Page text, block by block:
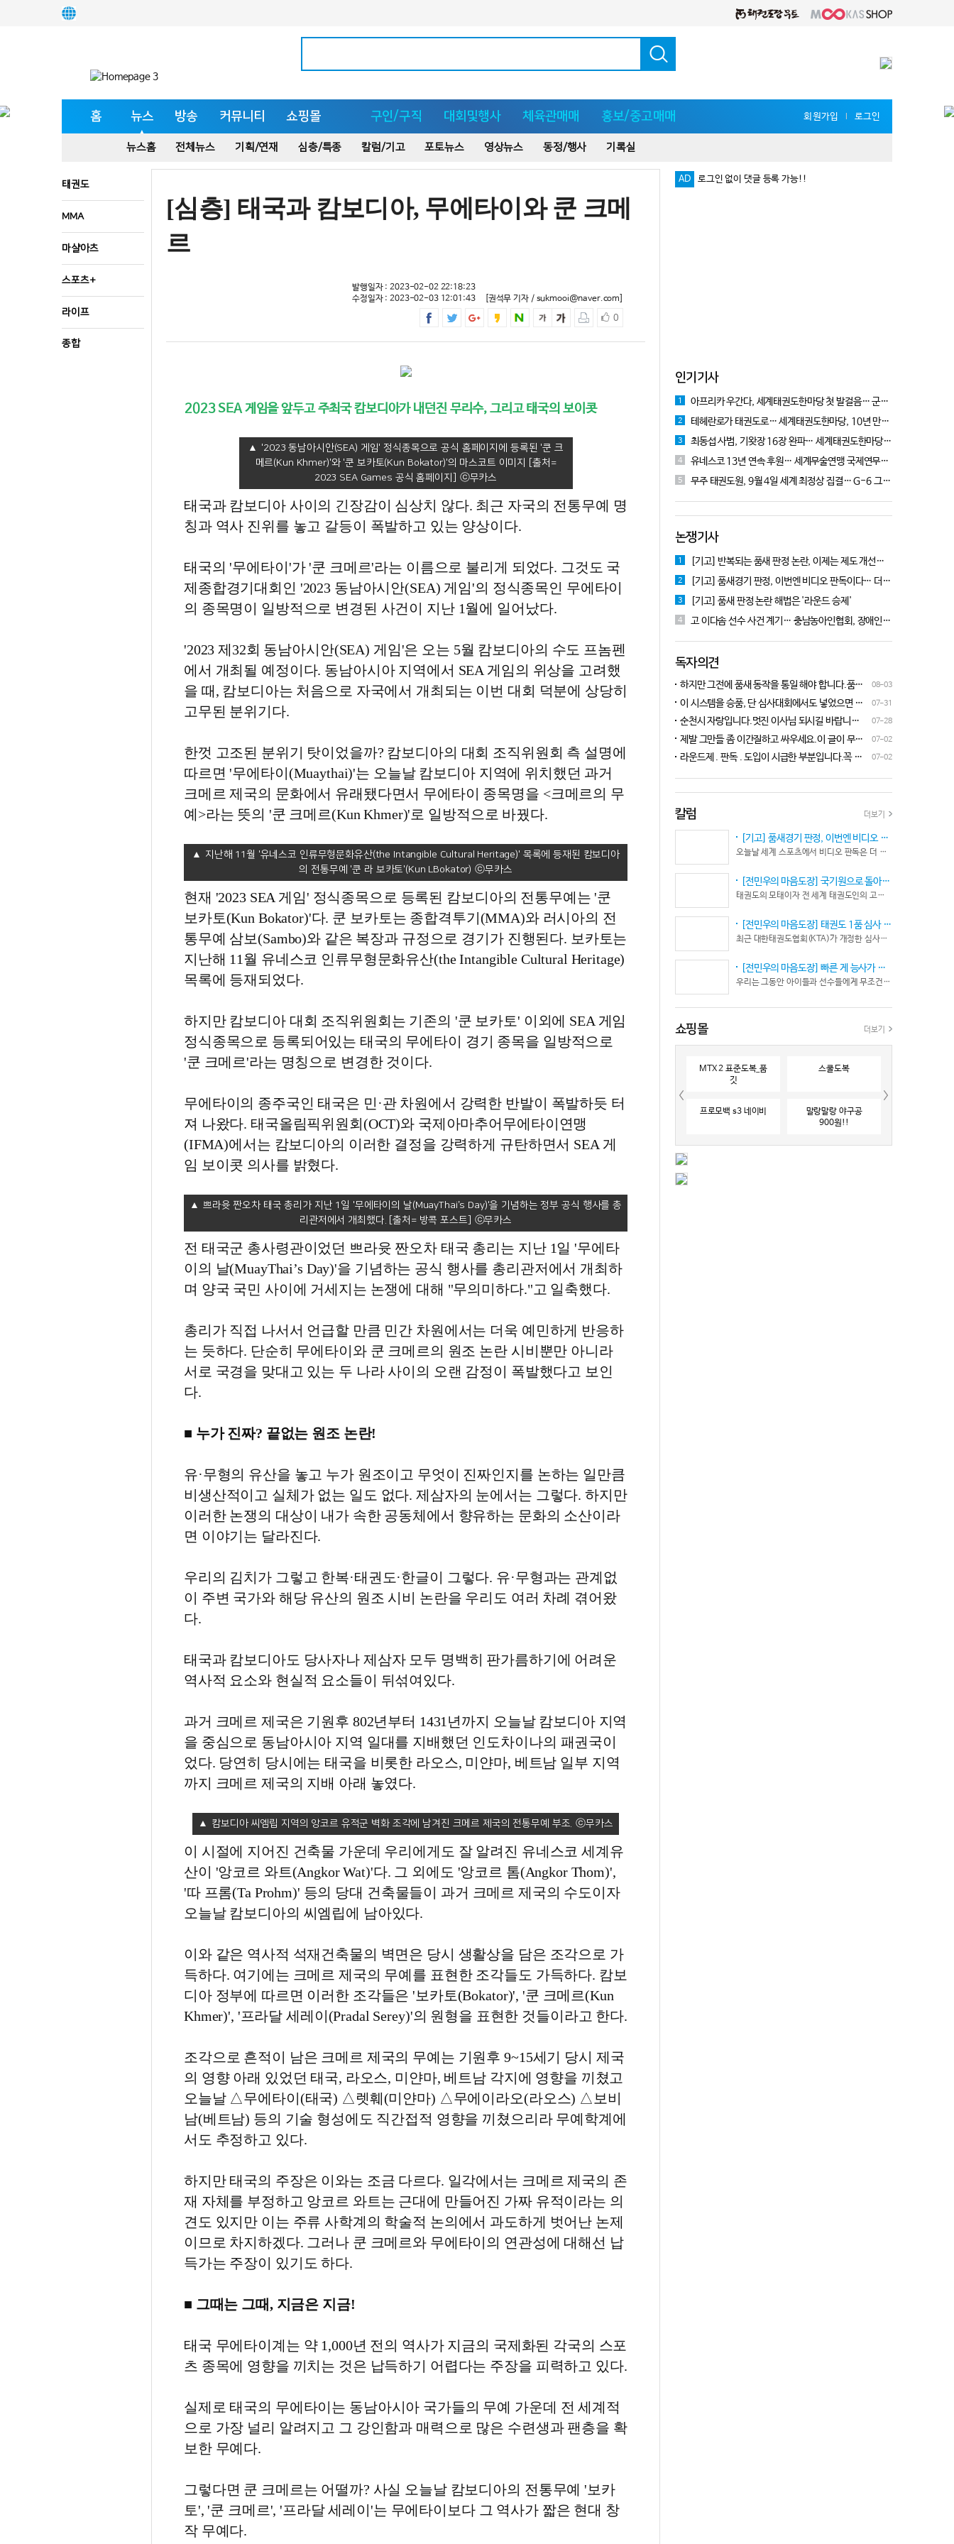
홈 뉴스 방송 커뮤니티 쇼핑몰 구인/구직 대회및행사 체육관매매 홍보/중고매매 회원가입 l 로그인
뉴스홈 전체뉴스 기획/연재 심층/특종 칼럼/기고 포토뉴스 영상뉴스 동정/행사 기록실
태권도
MMA
마샬아츠
스포츠+
라이프
종합
[심층] 태국과 캄보디아, 무에타이와 쿤 크메
르
발행일자 : 2023-02-02 22:18:23
수정일자 : 2023-02-03 12:01:43
[권석무 기자 / sukmooi@naver.com]
0
2023 SEA 게임을 앞두고 주최국 캄보디아가 내던진 무리수, 그리고 태국의 보이콧
'2023 동남아시안(SEA) 게임' 정식종목으로 공식 홈페이지에 등록된 '쿤 크
메르(Kun Khmer)'와 '쿤 보카토(Kun Bokator)'의 마스코트 이미지 [출처=
2023 SEA Games 공식 홈페이지]
태국과 캄보디아 사이의 긴장감이 심상치 않다. 최근 자국의 전통무예 명
칭과 역사 진위를 놓고 갈등이 폭발하고 있는 양상이다.
태국의 '무에타이'가 '쿤 크메르'라는 이름으로 불리게 되었다. 그것도 국
제종합경기대회인 '2023 동남아시안(SEA) 게임'의 정식종목인 무에타이
의 종목명이 일방적으로 변경된 사건이 지난 1월에 일어났다.
'2023 제32회 동남아시안(SEA) 게임'은 오는 5월 캄보디아의 수도 프놈펜
에서 개최될 예정이다. 동남아시아 지역에서 SEA 게임의 위상을 고려했
을 때, 캄보디아는 처음으로 자국에서 개최되는 이번 대회 덕분에 상당히
고무된 분위기다.
한껏 고조된 분위기 탓이었을까? 캄보디아의 대회 조직위원회 측 설명에
따르면 '무에타이(Muaythai)'는 오늘날 캄보디아 지역에 위치했던 과거
크메르 제국의 문화에서 유래됐다면서 무에타이 종목명을 <크메르의 무
예>라는 뜻의 '쿤 크메르(Kun Khmer)'로 일방적으로 바꿨다.
지난해 11월 '유네스코 인류무형문화유산(the Intangible Cultural Heritage)' 목록에 등재된 캄보디아
의 전통무예 '쿤 라 보카토'(Kun LBokator)
현재 '2023 SEA 게임' 정식종목으로 등록된 캄보디아의 전통무예는 '쿤
보카토(Kun Bokator)'다. 쿤 보카토는 종합격투기(MMA)와 러시아의 전
통무예 삼보(Sambo)와 같은 복장과 규정으로 경기가 진행된다. 보카토는
지난해 11월 유네스코 인류무형문화유산(the Intangible Cultural Heritage)
목록에 등재되었다.
하지만 캄보디아 대회 조직위원회는 기존의 '쿤 보카토' 이외에 SEA 게임
정식종목으로 등록되어있는 태국의 무에타이 경기 종목을 일방적으로
'쿤 크메르'라는 명칭으로 변경한 것이다.
무에타이의 종주국인 태국은 민·관 차원에서 강력한 반발이 폭발하듯 터
져 나왔다. 태국올림픽위원회(OCT)와 국제아마추어무에타이연맹
(IFMA)에서는 캄보디아의 이러한 결정을 강력하게 규탄하면서 SEA 게
임 보이콧 의사를 밝혔다.
쁘라윳 짠오차 태국 총리가 지난 1일 '무에타이의 날(MuayThai’s Day)'을 기념하는 정부 공식 행사를 총
리관저에서 개최했다. [출처= 방콕 포스트]
전 태국군 총사령관이었던 쁘라윳 짠오차 태국 총리는 지난 1일 '무에타
이의 날(MuayThai’s Day)'을 기념하는 공식 행사를 총리관저에서 개최하
며 양국 국민 사이에 거세지는 논쟁에 대해 "무의미하다."고 일축했다.
총리가 직접 나서서 언급할 만큼 민간 차원에서는 더욱 예민하게 반응하
는 듯하다. 단순히 무에타이와 쿤 크메르의 원조 논란 시비뿐만 아니라
서로 국경을 맞대고 있는 두 나라 사이의 오랜 감정이 폭발했다고 보인
다.
■ 누가 진짜? 끝없는 원조 논란!
유·무형의 유산을 놓고 누가 원조이고 무엇이 진짜인지를 논하는 일만큼
비생산적이고 실체가 없는 일도 없다. 제삼자의 눈에서는 그렇다. 하지만
이러한 논쟁의 대상이 내가 속한 공동체에서 향유하는 문화의 소산이라
면 이야기는 달라진다.
우리의 김치가 그렇고 한복·태권도·한글이 그렇다. 유·무형과는 관계없
이 주변 국가와 해당 유산의 원조 시비 논란을 우리도 여러 차례 겪어왔
다.
태국과 캄보디아도 당사자나 제삼자 모두 명백히 판가름하기에 어려운
역사적 요소와 현실적 요소들이 뒤섞여있다.
과거 크메르 제국은 기원후 802년부터 1431년까지 오늘날 캄보디아 지역
을 중심으로 동남아시아 지역 일대를 지배했던 인도차이나의 패권국이
었다. 당연히 당시에는 태국을 비롯한 라오스, 미얀마, 베트남 일부 지역
까지 크메르 제국의 지배 아래 놓였다.
캄보디아 씨엠립 지역의 앙코르 유적군 벽화 조각에 남겨진 크메르 제국의 전통무예 부조.
이 시절에 지어진 건축물 가운데 우리에게도 잘 알려진 유네스코 세계유
산이 '앙코르 와트(Angkor Wat)'다. 그 외에도 '앙코르 톰(Angkor Thom)',
'따 프롬(Ta Prohm)' 등의 당대 건축물들이 과거 크메르 제국의 수도이자
오늘날 캄보디아의 씨엠립에 남아있다.
이와 같은 역사적 석재건축물의 벽면은 당시 생활상을 담은 조각으로 가
득하다. 여기에는 크메르 제국의 무예를 표현한 조각들도 가득하다. 캄보
디아 정부에 따르면 이러한 조각들은 '보카토(Bokator)', '쿤 크메르(Kun
Khmer)', '프라달 세레이(Pradal Serey)'의 원형을 표현한 것들이라고 한다.
조각으로 흔적이 남은 크메르 제국의 무예는 기원후 9~15세기 당시 제국
의 영향 아래 있었던 태국, 라오스, 미얀마, 베트남 각지에 영향을 끼쳤고
오늘날 △무에타이(태국) △렛훼(미얀마) △무에이라오(라오스) △보비
남(베트남) 등의 기술 형성에도 직간접적 영향을 끼쳤으리라 무예학계에
서도 추정하고 있다.
하지만 태국의 주장은 이와는 조금 다르다. 일각에서는 크메르 제국의 존
재 자체를 부정하고 앙코르 와트는 근대에 만들어진 가짜 유적이라는 의
견도 있지만 이는 주류 사학계의 학술적 논의에서 과도하게 벗어난 논제
이므로 차지하겠다. 그러나 쿤 크메르와 무에타이의 연관성에 대해선 납
득가는 주장이 있기도 하다.
■ 그때는 그때, 지금은 지금!
태국 무에타이계는 약 1,000년 전의 역사가 지금의 국제화된 각국의 스포
츠 종목에 영향을 끼치는 것은 납득하기 어렵다는 주장을 피력하고 있다.
실제로 태국의 무에타이는 동남아시아 국가들의 무예 가운데 전 세계적
으로 가장 널리 알려지고 그 강인함과 매력으로 많은 수련생과 팬층을 확
보한 무예다.
그렇다면 쿤 크메르는 어떨까? 사실 오늘날 캄보디아의 전통무예 '보카
토', '쿤 크메르', '프라달 세레이'는 무에타이보다 그 역사가 짧은 현대 창
작 무예다.
AD
다양한 지식 공유를 원한다면 '무카스 세미나'
인기기사
1 아프리카 우간다, 세계태권도한마당 첫 발걸음… 군의관 콘데 "잊지 못할 경험"
2 테헤란로가 태권도로… 세계태권도한마당, 10년 만에 국기원서 개막!
3 최동섭 사범, 기왓장 16장 완파… 세계태권도한마당 주먹격파 우승
4 유네스코 13년 연속 후원… 세계무술연맹 국제연무대회 10월 충주서 개막
5 무주 태권도원, 9월 4일 세계 최정상 집결… G-6 그랑프리 시리즈 개막
논쟁기사
1 [기고] 반복되는 품새 판정 논란, 이제는 제도 개선을 논의할 때!
2 [기고] 품새경기 판정, 이번엔 비디오 판독이다… 더 이상 미룰 수 없다
3 [기고] 품새 판정 논란 해법은 '라운드 승제'
4 고 이다솜 선수 사건 계기… 충남농아인협회, 장애인체육 제도개선 9개 정책 제안
독자의견
08-03
하지만 그전에 품새 동작을 통일 해야 합니다.품새
심판 교육에 여러번 참석 했었는데, 강사 마다 동작
할수가 없습니다.하루빨리 강사들이 함께 모여 동
작을 통일 시켜야지 안그러면 항상 분쟁이 생깁니
다.
07-31
이 시스템을 승품, 단 심사대회에서도 넣었으면 좋
겠네요.심사위원들이 일부러 불합격시키고, 이 부
했는데, 번복이 안된답니다.ㅋㅋㅋㅋㅋ 심사위원들
눈이 전부 달라서, 이렇다, 저렇다 말을 할수가 없다
07-28
순천시 자랑입니다.멋진 이사님 되시길 바랍니다
^^♡
07-02
제발 그만들 좀 이간질하고 싸우세요.이 글이 무엇
이 문제인가요?무엇을 얘기하려는지 의도가 무엇
이 노력해 보자는 그런 글 같은데품새 얘기 하는데
왜 갑자기 심판 가오 얘기에 핑크색 옷 얘기 같은 비
하 발언에......답답하시니 그러시겠지만 태권도
"도" 는 지키시며 발언하세요.심판들 또한 이런 말
나오지 않도록 자존심 상하지 않도록 부단히 노력해
야 함은 확실합니다.부끄러운 일 들이 없도록 해야
좋게만 보지 말고 잘하는 건 잘한다고 인정해주고
못하는 건 고치도록 해주셔야지어떠한 글인지 파악
도 못하고 일방적으로 나쁘게 표현하는 글은 보기가
좋지 않습니다.
07-02
라운드제 . 판독 . 도입이 시급한 부분입니다.꼭 승
고 다른 생각 없이 오로지 품새 판정에만 집중 하도
칼럼 더보기
[기고] 품새경기 판정, 이번엔 비디오 판독이다… 더 이상 미룰 수 없다
오늘날 세계 스포츠에서 비디오 판독은 더 이상 선택이 아니다. 선수의 땀과 노력, 경기 결과의 공정성을 지키기 위한 최소한의 안전장치이자 국제 스포츠의 보편적인 기준이 됐다.
[전민우의 마음도장] 국기원으로 돌아온 한마당… 그 안에서 마주하는 '도장(道場)의 본질’
태권도의 모태이자 전 세계 태권도인의 고향, 국기원 도장 위에 다시 뜨거운 기합 소리가 웅장하게 울려 퍼질 예정이다. 오랜만에 국기원에서 펼쳐지는 이번 세계태권도한마당은 단순한 대회 개최를 넘어 국경과 인종, 세대를 넘어 하나의 마음으로 모인 전 세계 태권도인들의 가슴속에 묵직한 설렘과 숭고한 감회를 불러일으킨다.
[전민우의 마음도장] 태권도 1품 심사 완화... 문턱은 낮아졌지만, 계단은 더욱 가팔라졌다!
최근 대한태권도협회(KTA)가 개정한 심사시행 규정이 도장가에 화두를 던지고 있다. 저연령 1품(단) 심사 시 지정 품새의 추첨 범위와 시기를 완화해 각 시도협회가 사실상 태극 1장부터 5장까지로 지정을 축소할 수 있는 제도적 근거를 마련했다.
[전민우의 마음도장] 빠른 게 능사가 아니다… 엘리트 선수의 '기다림'
우리는 그동안 아이들과 선수들에게 무조건 “빨리 반응하라”고 다그치기만 했던 것은 아닐까? 진정한 탁월함은 단순히 근육의 수축 속도가 빠른 데서 오지 않는다. 복잡하고 긴박한 1대 1 격투 상황 속에서 ‘언제 멈추고, 언제 폭발할 것인가’를 통제하는 타이밍 조절 능력과 상황 인식(Situational Awareness)에서 온다.
쇼핑몰 더보기
MTX 2 표준도복_품
깃
스쿨도복
프로모백 s3 네이비
말랑말랑 야구공
900원!!